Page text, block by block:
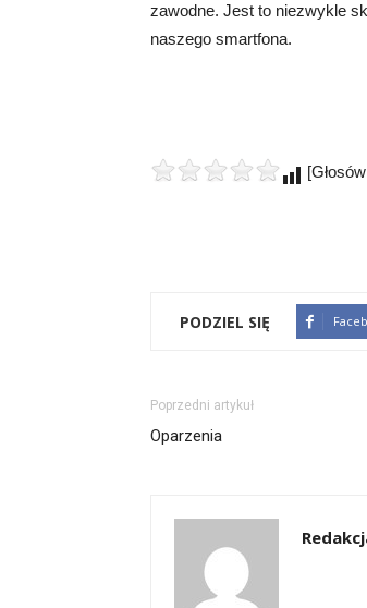
zawodne. Jest to niezwykle
naszego smartfona.
PODZIEL SIĘ
Poprzedni artykuł
Oparzenia